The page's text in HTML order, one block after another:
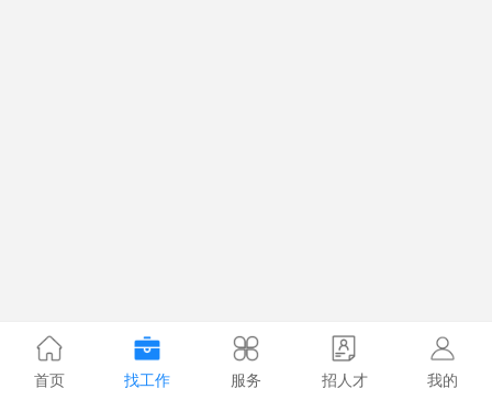
首页 找工作 服务 招人才 我的